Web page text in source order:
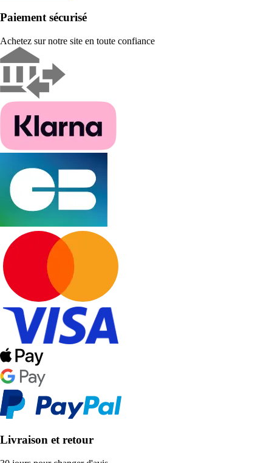
Paiement sécurisé
Achetez sur notre site en toute confiance
Livraison et retour